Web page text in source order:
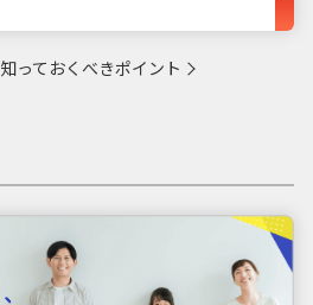
っておくべきポイント